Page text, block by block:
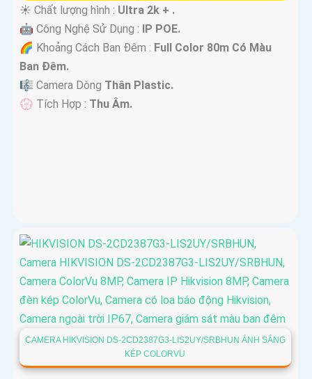
☀️ Chất lượng hình : Ultra 2k + .
🤖️ Công Nghệ Sử Dụng : IP POE.
🌈 Khoảng Cách Ban Đêm : Full Color 80m Có Màu
Ban Ðêm.
🎼️ Camera Dòng Thân Plastic.
️💮 Tích Hợp : Thu Âm.
CAMERA HIKVISION DS-2CD2387G3-LIS2UY/SRBHUN ÁNH SÁNG
KÉP COLORVU